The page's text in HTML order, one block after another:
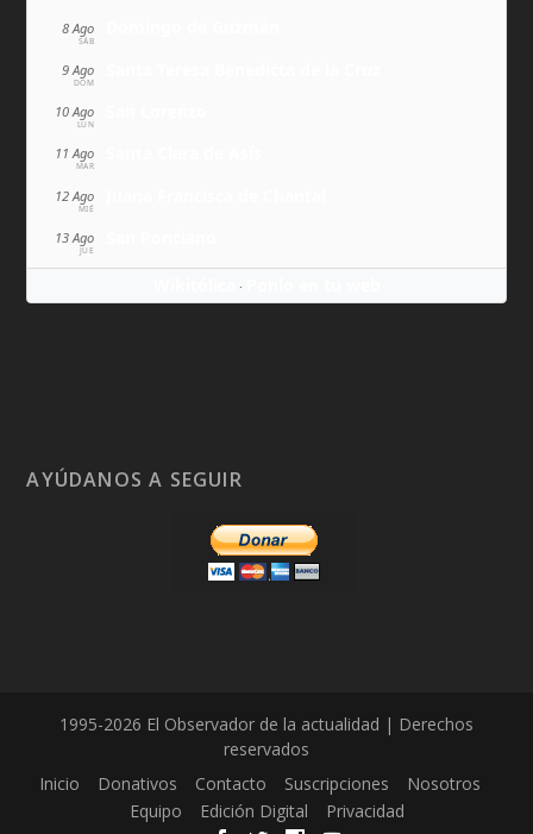
8 Ago
SÁB
9 Ago
DOM
10 Ago
LUN
11 Ago
MAR
12 Ago
MIÉ
13 Ago
JUE
·
AYÚDANOS A SEGUIR
1995-2026 El Observador de la actualidad | Derechos
reservados
Inicio
Donativos Contacto Suscripciones
Nosotros
Equipo
Edición Digital Privacidad